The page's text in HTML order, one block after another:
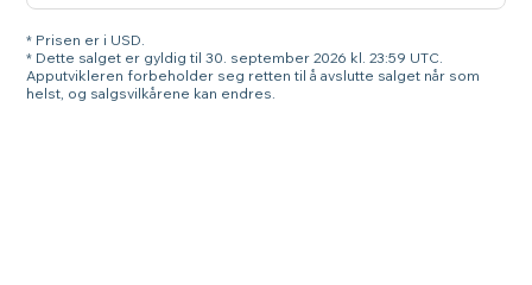
* Prisen er i USD.
* Dette salget er gyldig til 30. september 2026 kl. 23:59 UTC.
Apputvikleren forbeholder seg retten til å avslutte salget når som
helst, og salgsvilkårene kan endres.